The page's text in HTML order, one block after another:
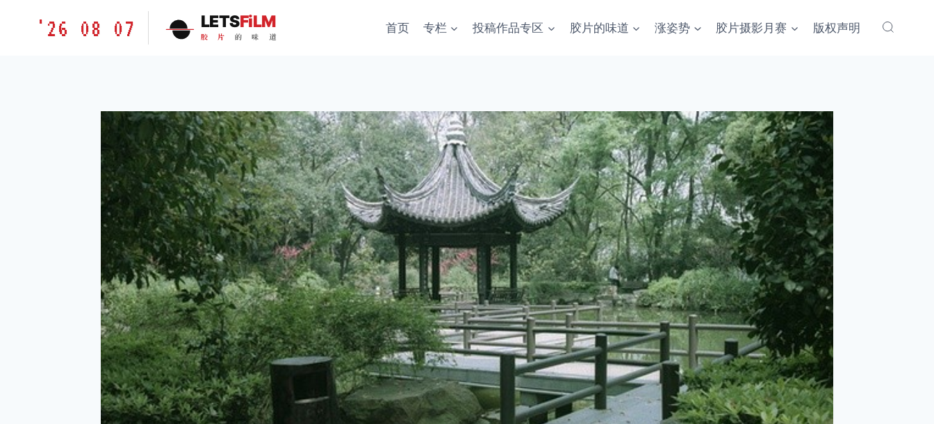
胶'26 08 07 LETSFiLM
胶 片 的 味 道
首页 专栏 投稿作品专区 胶片的味道 涨姿势 胶片摄影月赛 版权声明